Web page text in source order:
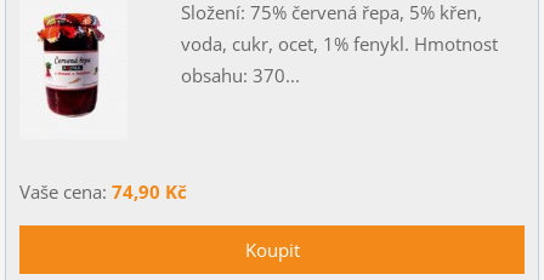
Složení: 75% červená řepa, 5% křen,
voda, cukr, ocet, 1% fenykl. Hmotnost
obsahu: 370...
Vaše cena: 74,90 Kč